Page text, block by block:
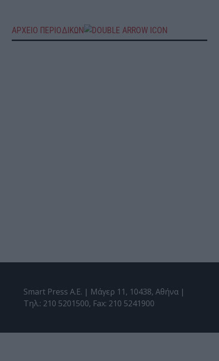
ΑΡΧΕΙΟ ΠΕΡΙΟΔΙΚΩΝ
Smart Press A.E. | Μάγερ 11, 10438, Αθήνα |
Τηλ.: 210 5201500, Fax: 210 5241900